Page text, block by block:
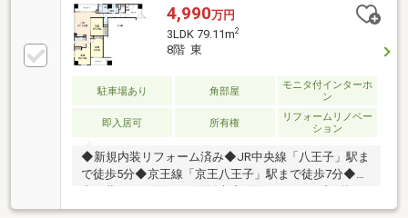
全・楽しい】と感じていただけるよう全力でサポート
します！◆お客様が本当に「知りたいこと」を正直に
お伝えします！物件の良い点・注意点を正直にご説
明、融資可能額や返済計画も明確にご案内。将来のロ
ーン残債を見える化し、金利上昇を考慮したライフプ
ランをご提案。理想の暮らしを叶える住まいをご紹介
します！【資料請求】、【見学予約】ボタンをクリッ
ク、【042-524-8898】までお気軽にご連絡ください！
4,990万円
3LDK 79.11m2
8階 東
駐車場あり 角部屋
モニタ付インターホ
ン
即入居可 所有権
リフォームリノベー
ション
◆新規内装リフォーム済み◆JR中央線「八王子」駅ま
で徒歩5分◆京王線「京王八王子」駅まで徒歩7分◆
ため眺望良好◆エアコン新規3機◆専用ポーチあり◆